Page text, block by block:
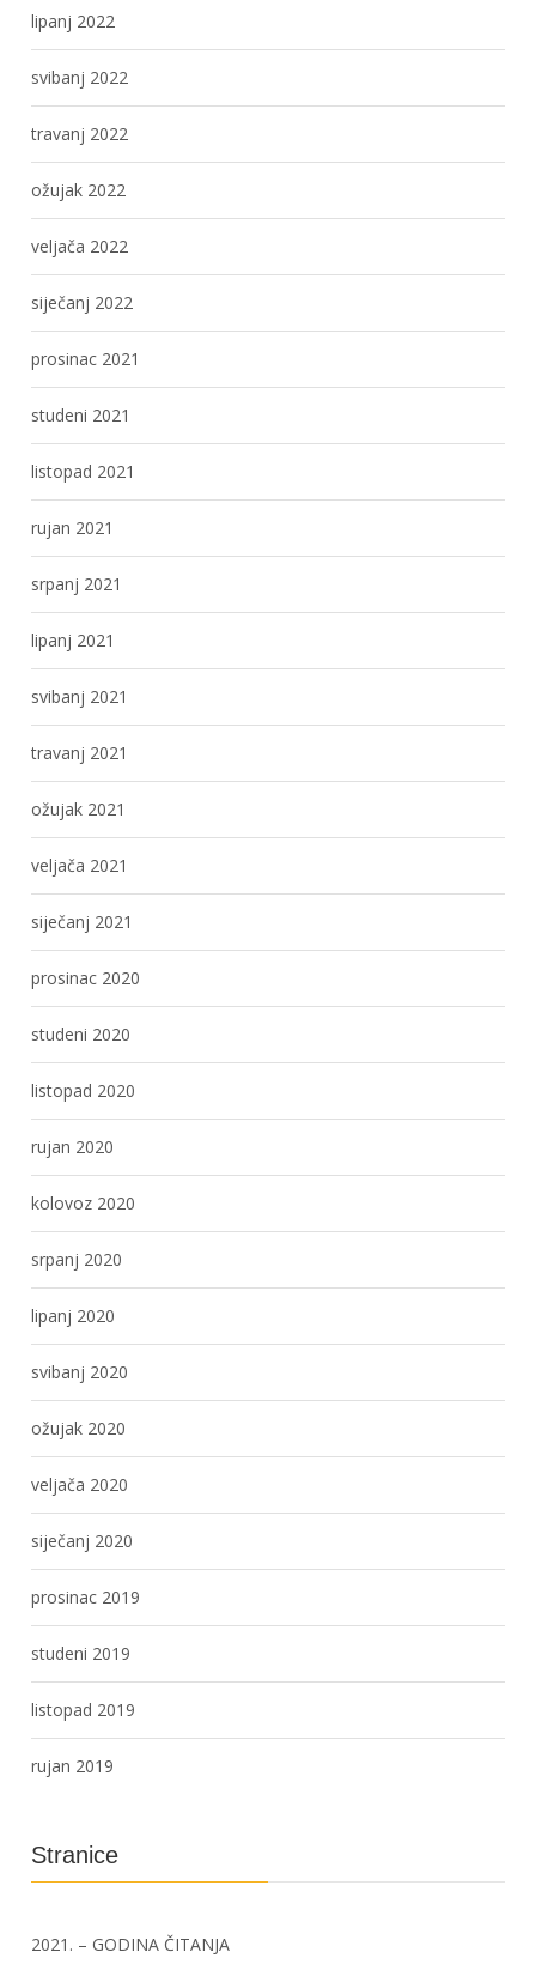
lipanj 2022
svibanj 2022
travanj 2022
ožujak 2022
veljača 2022
siječanj 2022
prosinac 2021
studeni 2021
listopad 2021
rujan 2021
srpanj 2021
lipanj 2021
svibanj 2021
travanj 2021
ožujak 2021
veljača 2021
siječanj 2021
prosinac 2020
studeni 2020
listopad 2020
rujan 2020
kolovoz 2020
srpanj 2020
lipanj 2020
svibanj 2020
ožujak 2020
veljača 2020
siječanj 2020
prosinac 2019
studeni 2019
listopad 2019
rujan 2019
Stranice
2021. – GODINA ČITANJA